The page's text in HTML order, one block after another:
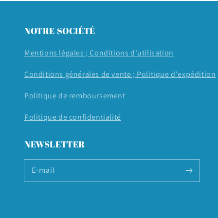
NOTRE SOCIÉTÉ
Mentions légales ;Conditions d'utilisation
Conditions générales de vente ; Politique d'expédition
Politique de remboursement
Politique de confidentialité
NEWSLETTER
E-mail